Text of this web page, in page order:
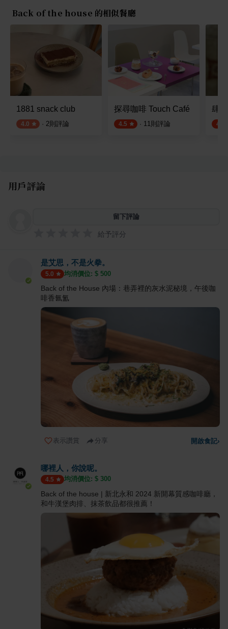
Back of the house 的相似餐廳
1881 snack club
4.0 · 2則評論
探尋咖啡 Touch Café
4.5 · 11則評論
肆
4.7
用戶評論
留下評論
給予評分
是艾思，不是火拳。
5.0 均消價位: $ 500
Back of the House 內場：巷弄裡的灰水泥秘境，午後咖
啡香氤氳
表示讚賞 分享 開啟食記›
哪裡人，你說呢。
4.5 均消價位: $ 300
Back of the house | 新北永和 2024 新開幕質感咖啡廳，
和牛漢堡肉排、抹茶飲品都很推薦！